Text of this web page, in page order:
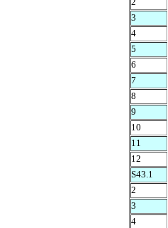
3
4
5
6
7
8
9
10
11
12
S43.1
2
3
4